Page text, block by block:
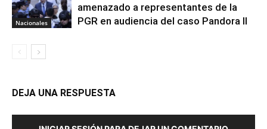
Nacionales
amenazado a representantes de la
PGR en audiencia del caso Pandora II
DEJA UNA RESPUESTA